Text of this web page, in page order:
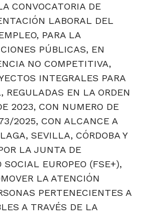
CONVOCATORIA DE
LABORAL DEL
PARA LA
PÚBLICAS, EN
NO COMPETITIVA,
INTEGRALES PARA
REGULADAS EN LA ORDEN
2023, CON NUMERO DE
2025, CON ALCANCE A
SEVILLA, CÓRDOBA Y
LA JUNTA DE
EUROPEO (FSE+),
LA ATENCIÓN
PERTENECIENTES A
A TRAVÉS DE LA